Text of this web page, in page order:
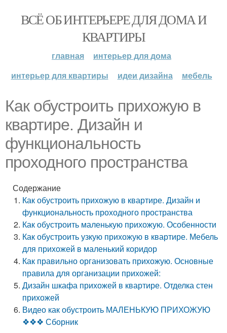
ВСЁ ОБ ИНТЕРЬЕРЕ ДЛЯ ДОМА И
КВАРТИРЫ
главная
интерьер для дома
интерьер для квартиры
идеи дизайна мебель
Как обустроить прихожую в
квартире. Дизайн и
функциональность
проходного пространства
Содержание
Как обустроить прихожую в квартире. Дизайн и
функциональность проходного пространства
Как обустроить маленькую прихожую. Особенности
Как обустроить узкую прихожую в квартире. Мебель
для прихожей в маленький коридор
Как правильно организовать прихожую. Основные
правила для организации прихожей:
Дизайн шкафа прихожей в квартире. Отделка стен
прихожей
Видео как обустроить МАЛЕНЬКУЮ ПРИХОЖУЮ
❖❖❖ Сборник